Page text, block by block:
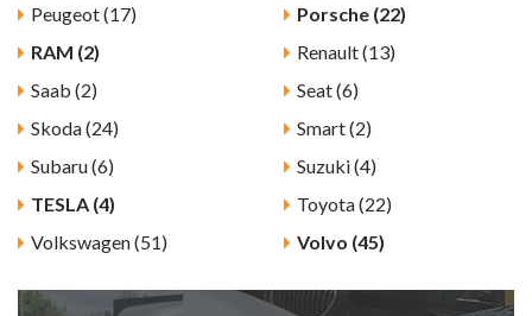
Peugeot (17)
Porsche (22)
RAM (2)
Renault (13)
Saab (2)
Seat (6)
Skoda (24)
Smart (2)
Subaru (6)
Suzuki (4)
TESLA (4)
Toyota (22)
Volkswagen (51)
Volvo (45)